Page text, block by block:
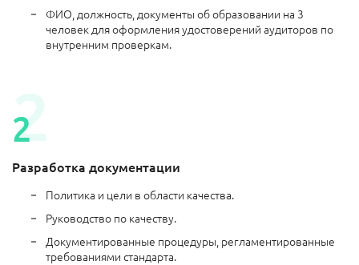
ФИО, должность, документы об образовании на 3
человек для оформления удостоверений аудиторов по
внутренним проверкам.
Разработка документации
Политика и цели в области качества.
Руководство по качеству.
Документированные процедуры, регламентированные
требованиями стандарта.